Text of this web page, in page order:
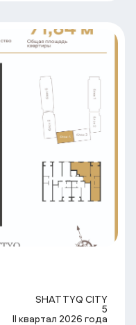
SHATTYQ CITY
5
II квартал 2026 года